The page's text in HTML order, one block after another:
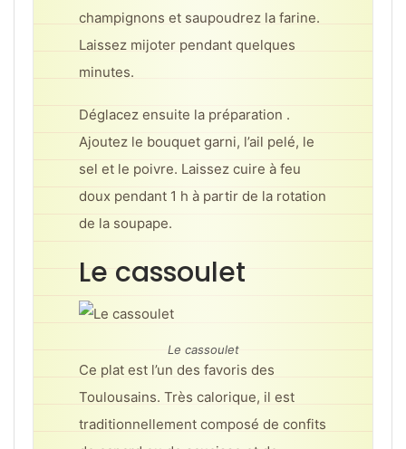
champignons et saupoudrez la farine.
Laissez mijoter pendant quelques
minutes.
Déglacez ensuite la préparation .
Ajoutez le bouquet garni, l’ail pelé, le
sel et le poivre. Laissez cuire à feu
doux pendant 1 h à partir de la rotation
de la soupape.
Le cassoulet
Le cassoulet
Ce plat est l’un des favoris des
Toulousains. Très calorique, il est
traditionnellement composé de confits